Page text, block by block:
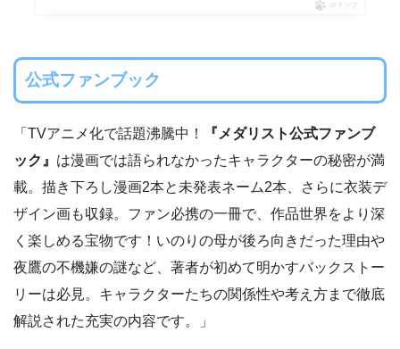
ポチップ
公式ファンブック
「TVアニメ化で話題沸騰中！
『メダリスト公式ファンブ
ック』 は漫画では語られなかったキャラクターの秘密が満
載。描き下ろし漫画2本と未発表ネーム2本、さらに衣装デ
ザイン画も収録。ファン必携の一冊で、作品世界をより深
く楽しめる宝物です！いのりの母が後ろ向きだった理由や
夜鷹の不機嫌の謎など、著者が初めて明かすバックストー
リーは必見。キャラクターたちの関係性や考え方まで徹底
解説された充実の内容です。」